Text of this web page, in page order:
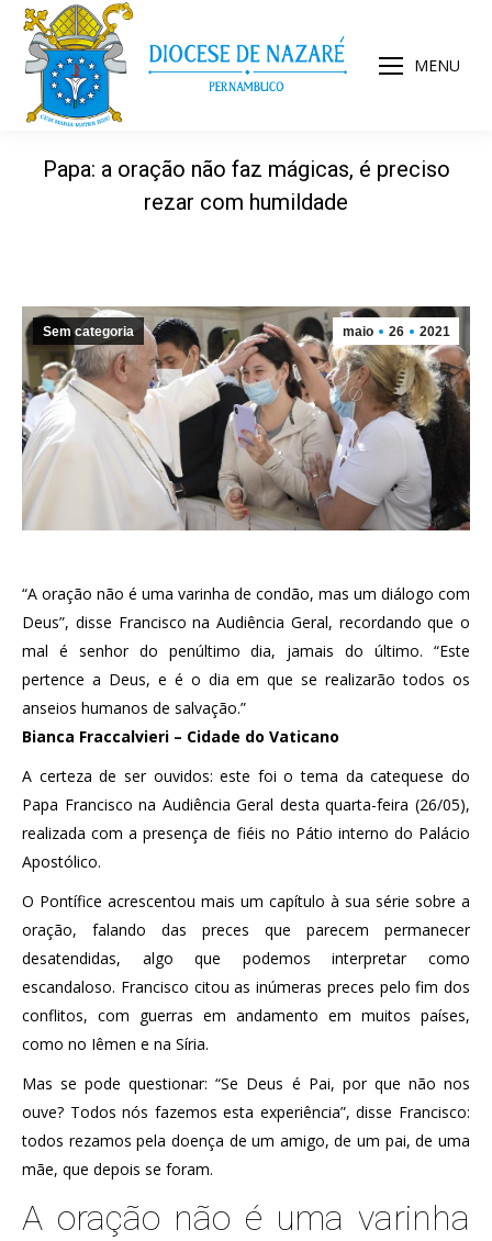
MENU
Papa: a oração não faz mágicas, é preciso
rezar com humildade
maio 26 2021
Sem categoria
“A oração não é uma varinha de condão, mas um diálogo com
Deus”, disse Francisco na Audiência Geral, recordando que o
mal é senhor do penúltimo dia, jamais do último. “Este
pertence a Deus, e é o dia em que se realizarão todos os
anseios humanos de salvação.”
Bianca Fraccalvieri – Cidade do Vaticano
A certeza de ser ouvidos: este foi o tema da catequese do
Papa Francisco na Audiência Geral desta quarta-feira (26/05),
realizada com a presença de fiéis no Pátio interno do Palácio
Apostólico.
O Pontífice acrescentou mais um capítulo à sua série sobre a
oração, falando das preces que parecem permanecer
desatendidas, algo que podemos interpretar como
escandaloso. Francisco citou as inúmeras preces pelo fim dos
conflitos, com guerras em andamento em muitos países,
como no Iêmen e na Síria.
Mas se pode questionar: “Se Deus é Pai, por que não nos
ouve? Todos nós fazemos esta experiência”, disse Francisco:
todos rezamos pela doença de um amigo, de um pai, de uma
mãe, que depois se foram.
A oração não é uma varinha